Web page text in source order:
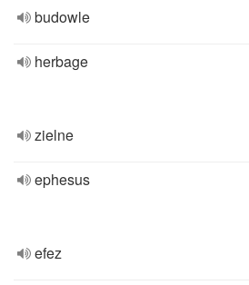
budowle
herbage
zielne
ephesus
efez